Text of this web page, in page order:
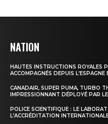
NATION
HAUTES INSTRUCTIONS ROYALES
ACCOMPAGNÉS DEPUIS L’ESPAGNE
CANADAIR, SUPER PUMA, TURBO
IMPRESSIONNANT DÉPLOYÉ PAR
POLICE SCIENTIFIQUE : LE
L’ACCRÉDITATION